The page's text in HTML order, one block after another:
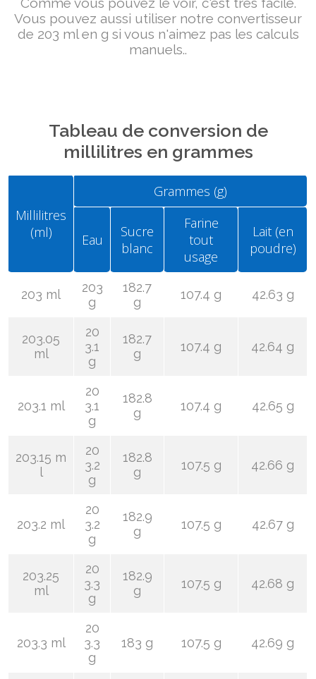
Vous pouvez aussi utiliser notre convertisseur
de 203 ml en g si vous n'aimez pas les calculs
manuels..
Tableau de conversion de
millilitres en grammes
Millilitres
(ml)
Grammes (g)
Eau
Sucre
blanc
Farine
tout
usage
Lait (en
poudre)
203 ml
203
g
182.7
g
107.4 g 42.63 g
203.05
ml
20
3.1
g
182.7
g
107.4 g 42.64 g
203.1 ml
20
3.1
g
182.8
g
107.4 g 42.65 g
203.15 m
l
20
3.2
g
182.8
g
107.5 g 42.66 g
203.2 ml
20
3.2
g
182.9
g
107.5 g 42.67 g
203.25
ml
20
3.3
g
182.9
g
107.5 g 42.68 g
203.3 ml
20
3.3
g
183 g 107.5 g 42.69 g